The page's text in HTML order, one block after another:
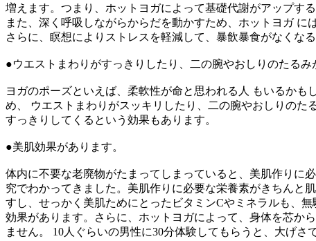
増えます。つまり、ホットヨガによって基礎代謝がアップす
また、深く呼吸しながらからだを動かすため、ホットヨガ
さらに、瞑想によりストレスを軽減して、暴飲暴食がなくな
●ウエストまわりがすっきりしたり、二の腕やおしりのたる
ヨガのポーズといえば、柔軟性が命と思われる人 もいるか
め、 ウエストまわりがスッキリしたり、二の腕やおしりの
すっきりしてくるという効果もあります。
●美肌効果があります。
体内に不要な老廃物がたまってしまっていると、美肌作りに
究でわかってきました。美肌作りに必要な栄養素がきちんと
すし、せっかく美肌ためにとったビタミンCやミネラルも、
効果があります。さらに、ホットヨガによって、身体を芯か
ません。 10人ぐらいの男性に30分体験してもらうと、大げさ